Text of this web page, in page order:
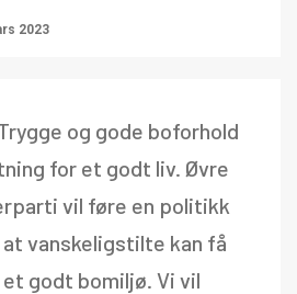
2023
og gode boforhold
for et godt liv. Øvre
vil føre en politikk
vanskeligstilte kan få
godt bomiljø. Vi vil